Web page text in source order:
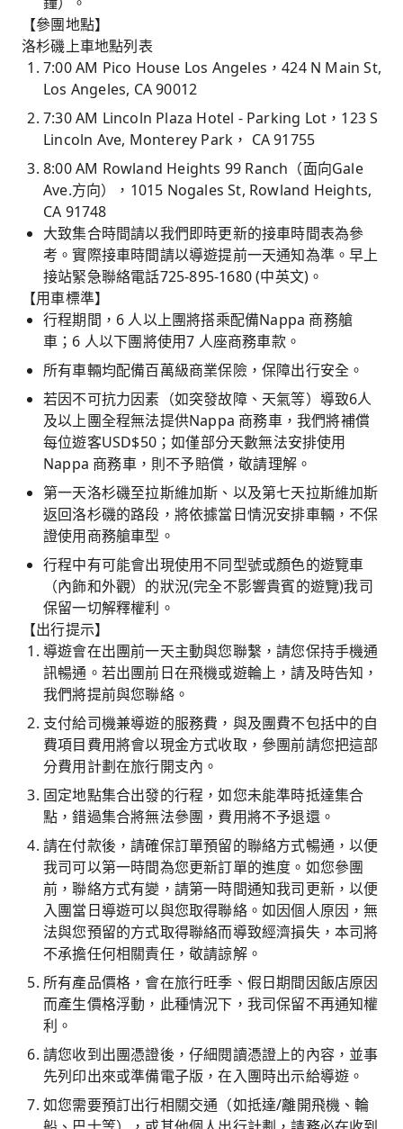
【參團地點】
洛杉磯上車地點列表
7:00 AM Pico House Los Angeles，424 N Main St,
Los Angeles, CA 90012
7:30 AM Lincoln Plaza Hotel - Parking Lot，123 S
Lincoln Ave, Monterey Park， CA 91755
8:00 AM Rowland Heights 99 Ranch（面向Gale
Ave.方向），1015 Nogales St, Rowland Heights,
CA 91748
大致集合時間請以我們即時更新的接車時間表為參
考。實際接車時間請以導遊提前一天通知為準。早上
接站緊急聯絡電話725-895-1680 (中英文)。
【用車標準】
行程期間，6 人以上團將搭乘配備Nappa 商務艙
車；6 人以下團將使用7 人座商務車款。
所有車輛均配備百萬級商業保險，保障出行安全。
若因不可抗力因素（如突發故障、天氣等）導致6人
及以上團全程無法提供Nappa 商務車，我們將補償
每位遊客USD$50；如僅部分天數無法安排使用
Nappa 商務車，則不予賠償，敬請理解。
第一天洛杉磯至拉斯維加斯、以及第七天拉斯維加斯
返回洛杉磯的路段，將依據當日情況安排車輛，不保
證使用商務艙車型。
行程中有可能會出現使用不同型號或顏色的遊覽車
（內飾和外觀）的狀況(完全不影響貴賓的遊覽)我司
保留一切解釋權利。
【出行提示】
導遊會在出團前一天主動與您聯繫，請您保持手機通
訊暢通。若出團前日在飛機或遊輪上，請及時告知，
我們將提前與您聯絡。
支付給司機兼導遊的服務費，與及團費不包括中的自
費項目費用將會以現金方式收取，參團前請您把這部
分費用計劃在旅行開支內。
固定地點集合出發的行程，如您未能準時抵達集合
點，錯過集合將無法參團，費用將不予退還。
請在付款後，請確保訂單預留的聯絡方式暢通，以便
我司可以第一時間為您更新訂單的進度。如您參團
前，聯絡方式有變，請第一時間通知我司更新，以便
入團當日導遊可以與您取得聯絡。如因個人原因，無
法與您預留的方式取得聯絡而導致經濟損失，本司將
不承擔任何相關責任，敬請諒解。
所有產品價格，會在旅行旺季、假日期間因飯店原因
而產生價格浮動，此種情況下，我司保留不再通知權
利。
請您收到出團憑證後，仔細閱讀憑證上的內容，並事
先列印出來或準備電子版，在入團時出示給導遊。
如您需要預訂出行相關交通（如抵達/離開飛機、輪